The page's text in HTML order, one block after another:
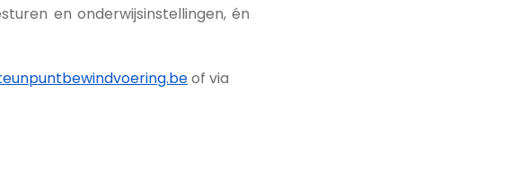
en onderwijsinstellingen, én
of via